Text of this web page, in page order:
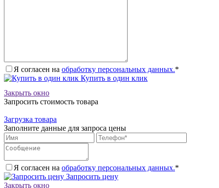
Я согласен на обработку персональных данных.*
Купить в один клик
Закрыть окно
Запросить стоимость товара
Загрузка товара
Заполните данные для запроса цены
Я согласен на обработку персональных данных.*
Запросить цену
Закрыть окно